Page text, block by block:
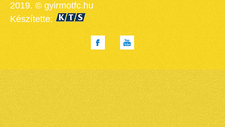
2019. © gyirmotfc.hu
Készítette: